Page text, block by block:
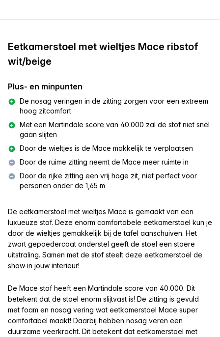
Eetkamerstoel met wieltjes Mace ribstof
wit/beige
Plus- en minpunten
De nosag veringen in de zitting zorgen voor een extreem
hoog zitcomfort
Met een Martindale score van 40.000 zal de stof niet snel
gaan slijten
Door de wieltjes is de Mace makkelijk te verplaatsen
Door de ruime zitting neemt de Mace meer ruimte in
Door de rijke zitting een vrij hoge zit, niet perfect voor
personen onder de 1,65 m
De eetkamerstoel met wieltjes Mace is gemaakt van een
luxueuze stof. Deze enorm comfortabele eetkamerstoel kun je
door de wieltjes gemakkelijk bij de tafel aanschuiven. Het
zwart gepoedercoat onderstel geeft de stoel een stoere
uitstraling. Samen met de stof steelt deze eetkamerstoel de
show in jouw interieur!
De Mace stof heeft een Martindale score van 40.000. Dit
betekent dat de stoel enorm slijtvast is! De zitting is gevuld
met foam en nosag vering wat eetkamerstoel Mace super
comfortabel maakt! Daarbij hebben nosag veren een
duurzame veerkracht. Dit betekent dat eetkamerstoel met